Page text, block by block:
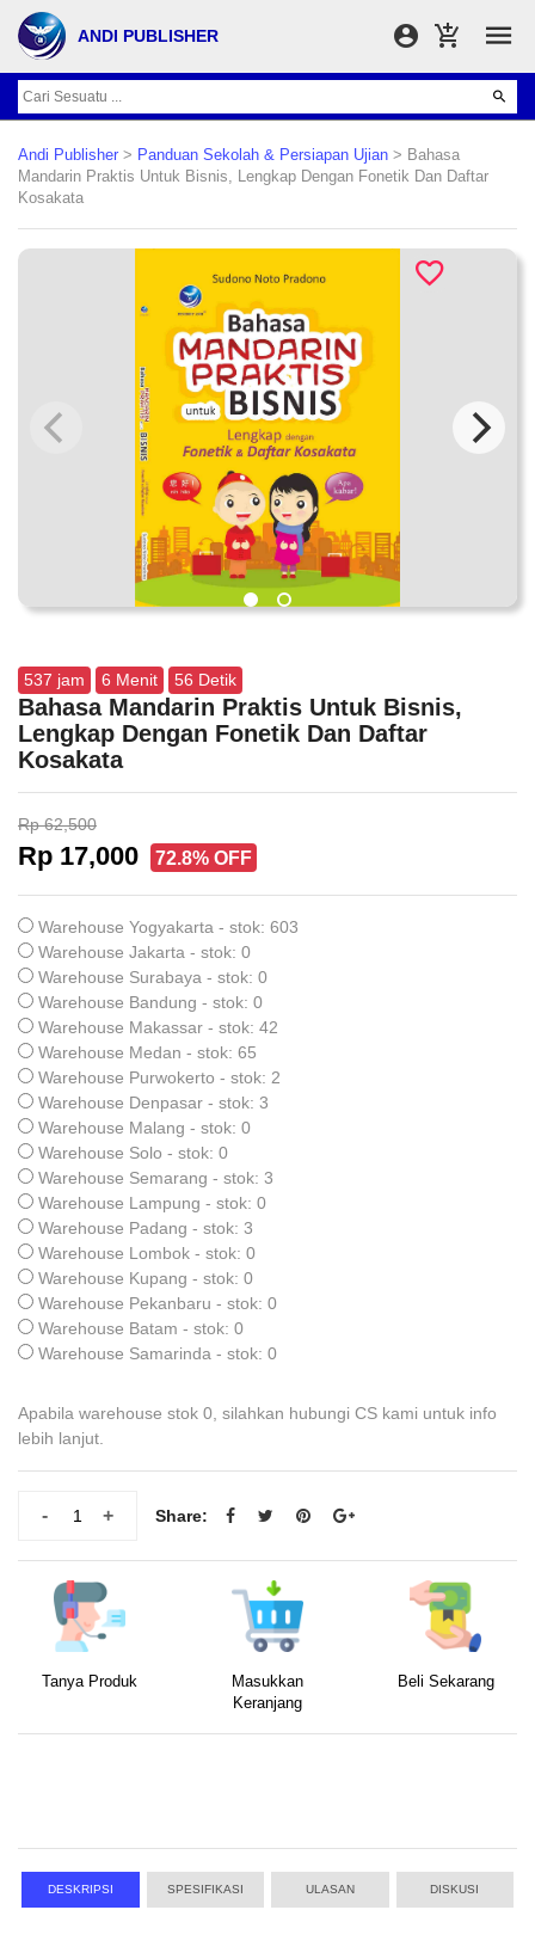
ANDI PUBLISHER
Andi Publisher > Panduan Sekolah & Persiapan Ujian > Bahasa
Mandarin Praktis Untuk Bisnis, Lengkap Dengan Fonetik Dan Daftar
Kosakata
537 jam 6 Menit 55 Detik
Bahasa Mandarin Praktis Untuk Bisnis,
Lengkap Dengan Fonetik Dan Daftar
Kosakata
Rp 62,500
Rp 17,000 72.8% OFF
Warehouse Yogyakarta - stok: 603
Warehouse Jakarta - stok: 0
Warehouse Surabaya - stok: 0
Warehouse Bandung - stok: 0
Warehouse Makassar - stok: 42
Warehouse Medan - stok: 65
Warehouse Purwokerto - stok: 2
Warehouse Denpasar - stok: 3
Warehouse Malang - stok: 0
Warehouse Solo - stok: 0
Warehouse Semarang - stok: 3
Warehouse Lampung - stok: 0
Warehouse Padang - stok: 3
Warehouse Lombok - stok: 0
Warehouse Kupang - stok: 0
Warehouse Pekanbaru - stok: 0
Warehouse Batam - stok: 0
Warehouse Samarinda - stok: 0
Apabila warehouse stok 0, silahkan hubungi CS kami untuk info
lebih lanjut.
+
- Share:
Tanya Produk
Masukkan
Keranjang
Beli Sekarang
DESKRIPSI SPESIFIKASI ULASAN DISKUSI